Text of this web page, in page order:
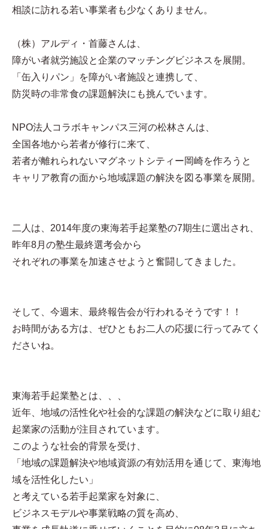
相談に訪れる若い事業者も少なくありません。
（株）アルディ・首藤さんは、
障がい者就労施設と企業のマッチングビジネスを展開。
「缶入りパン」を障がい者施設と連携して、
防災時の非常食の課題解決にも挑んでいます。
NPO法人コラボキャンパス三河の松林さんは、
全国各地から若者が修行に来て、
若者が離れられないマグネットシティー岡崎を作ろうと
キャリア教育の面から地域課題の解決を図る事業を展開。
二人は、2014年度の東海若手起業塾の7期生に選出され、
昨年8月の塾生最終選考会から
それぞれの事業を加速させようと奮闘してきました。
そして、今週末、最終報告会が行われるそうです！！
お時間がある方は、ぜひともお二人の応援に行ってみてく
ださいね。
東海若手起業塾とは、、、
近年、地域の活性化や社会的な課題の解決などに取り組む
起業家の活動が注目されています。
このような社会的背景を受け、
「地域の課題解決や地域資源の有効活用を通じて、東海地
域を活性化したい」
と考えている若手起業家を対象に、
ビジネスモデルや事業戦略の質を高め、